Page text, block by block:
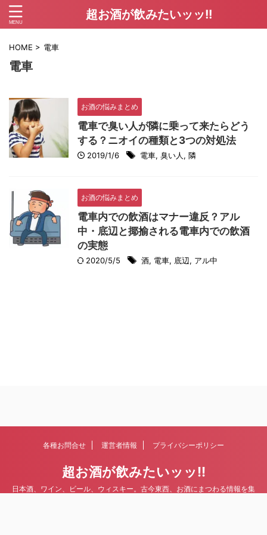
超お酒が飲みたいッッ!!
HOME > 電車
電車
お酒の悩みまとめ
電車で臭い人が隣に乗って来たらどう
する？ニオイの種類と3つの対処法
2019/1/6 電車, 臭い人 , 隣
お酒の悩みまとめ
電車内での飲酒はマナー違反？アル
中・底辺と揶揄される電車内での飲酒
の実態
2020/5/5 酒, 電車, 底辺, アル中
各種お問合せ 運営者情報 プライバシーポリシー
超お酒が飲みたいッッ!!
日本酒、ワイン、ビール、ウィスキー。古今東西、お酒にまつわる情報を集